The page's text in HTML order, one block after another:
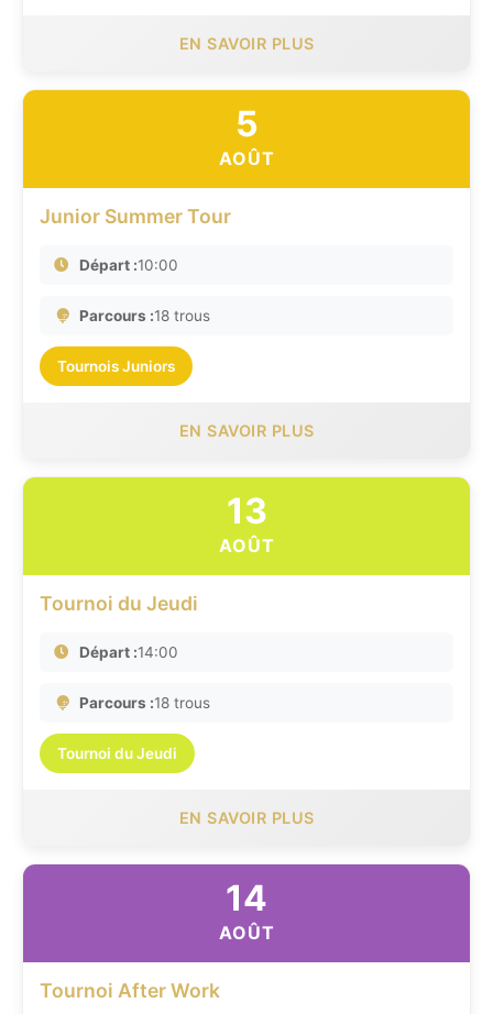
EN SAVOIR PLUS
5
AOÛT
Junior Summer Tour
Départ :10:00
Parcours :18 trous
Tournois Juniors
EN SAVOIR PLUS
13
AOÛT
Tournoi du Jeudi
Départ :14:00
Parcours :18 trous
Tournoi du Jeudi
EN SAVOIR PLUS
14
AOÛT
Tournoi After Work